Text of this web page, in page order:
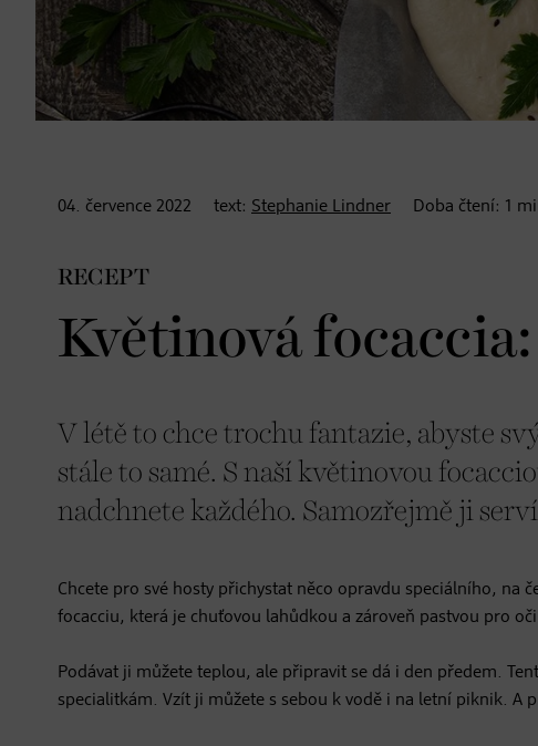
04. července 2022 text: Stephanie Lindner Doba čtení: 1
RECEPT
Květinová
V létě to chce trochu fantazie, abyste
stále to samé. S naší květinovou
nadchnete každého. Samozřejmě ji
Chcete pro své hosty přichystat něco opravdu speciálního, na
focacciu, která je chuťovou lahůdkou a zároveň pastvou pro
Podávat ji můžete teplou, ale připravit se dá i den předem.
specialitkám. Vzít ji můžete s sebou k vodě i na letní piknik. A